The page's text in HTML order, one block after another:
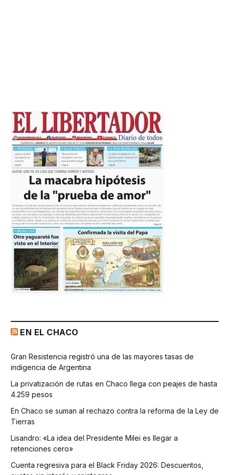
EN EL CHACO
Gran Resistencia registró una de las mayores tasas de
indigencia de Argentina
La privatización de rutas en Chaco llega con peajes de hasta
4.259 pesos
En Chaco se suman al rechazo contra la reforma de la Ley de
Tierras
Lisandro: «La idea del Presidente Milei es llegar a
retenciones cero»
Cuenta regresiva para el Black Friday 2026: Descuentos,